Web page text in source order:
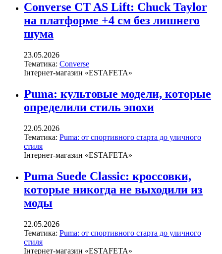
Converse CT AS Lift: Chuck Taylor
на платформе +4 см без лишнего
шума
23.05.2026
Тематика: Converse
Інтернет-магазин «ESTAFETA»
Puma: культовые модели, которые
определили стиль эпохи
22.05.2026
Тематика: Puma: от спортивного старта до уличного
стиля
Інтернет-магазин «ESTAFETA»
Puma Suede Classic: кроссовки,
которые никогда не выходили из
моды
22.05.2026
Тематика: Puma: от спортивного старта до уличного
стиля
Інтернет-магазин «ESTAFETA»